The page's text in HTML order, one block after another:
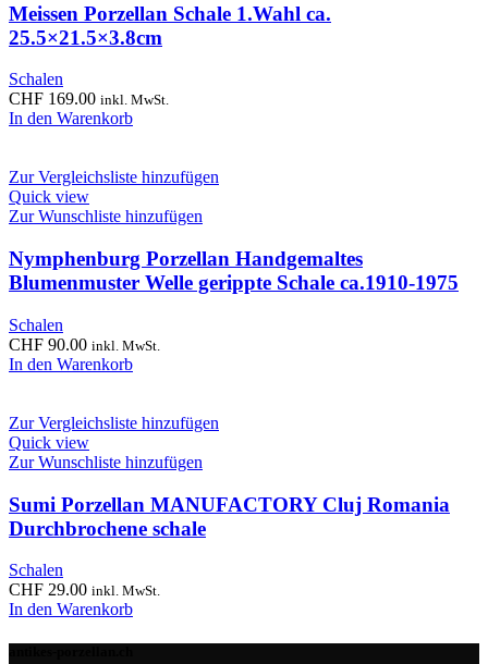
Meissen Porzellan Schale 1.Wahl ca.
25.5×21.5×3.8cm
Schalen
CHF 169.00 inkl. MwSt.
In den Warenkorb
Zur Vergleichsliste hinzufügen
Quick view
Zur Wunschliste hinzufügen
Nymphenburg Porzellan Handgemaltes
Blumenmuster Welle gerippte Schale ca.1910-1975
Schalen
CHF 90.00 inkl. MwSt.
In den Warenkorb
Zur Vergleichsliste hinzufügen
Quick view
Zur Wunschliste hinzufügen
Sumi Porzellan MANUFACTORY Cluj Romania
Durchbrochene schale
Schalen
CHF 29.00 inkl. MwSt.
In den Warenkorb